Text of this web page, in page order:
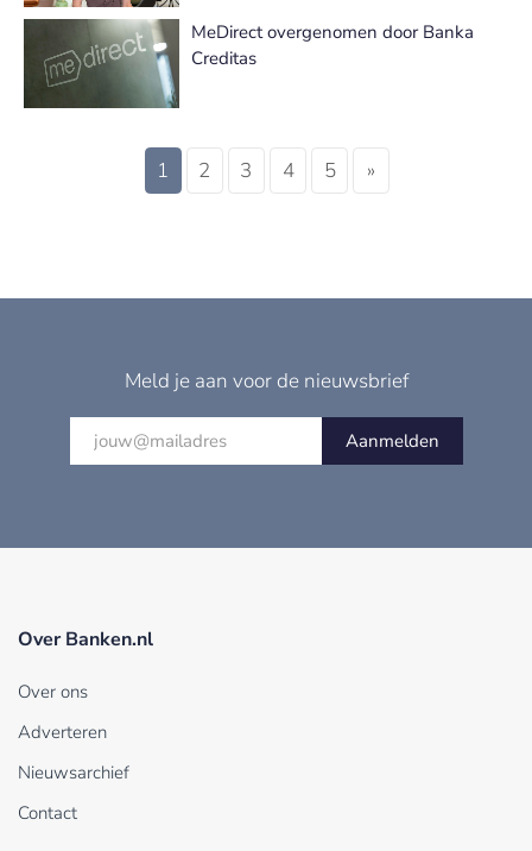
MeDirect overgenomen door Banka
Creditas
1 2 3 4 5 »
Meld je aan voor de nieuwsbrief
Aanmelden
Over Banken.nl
Over ons
Adverteren
Nieuwsarchief
Contact